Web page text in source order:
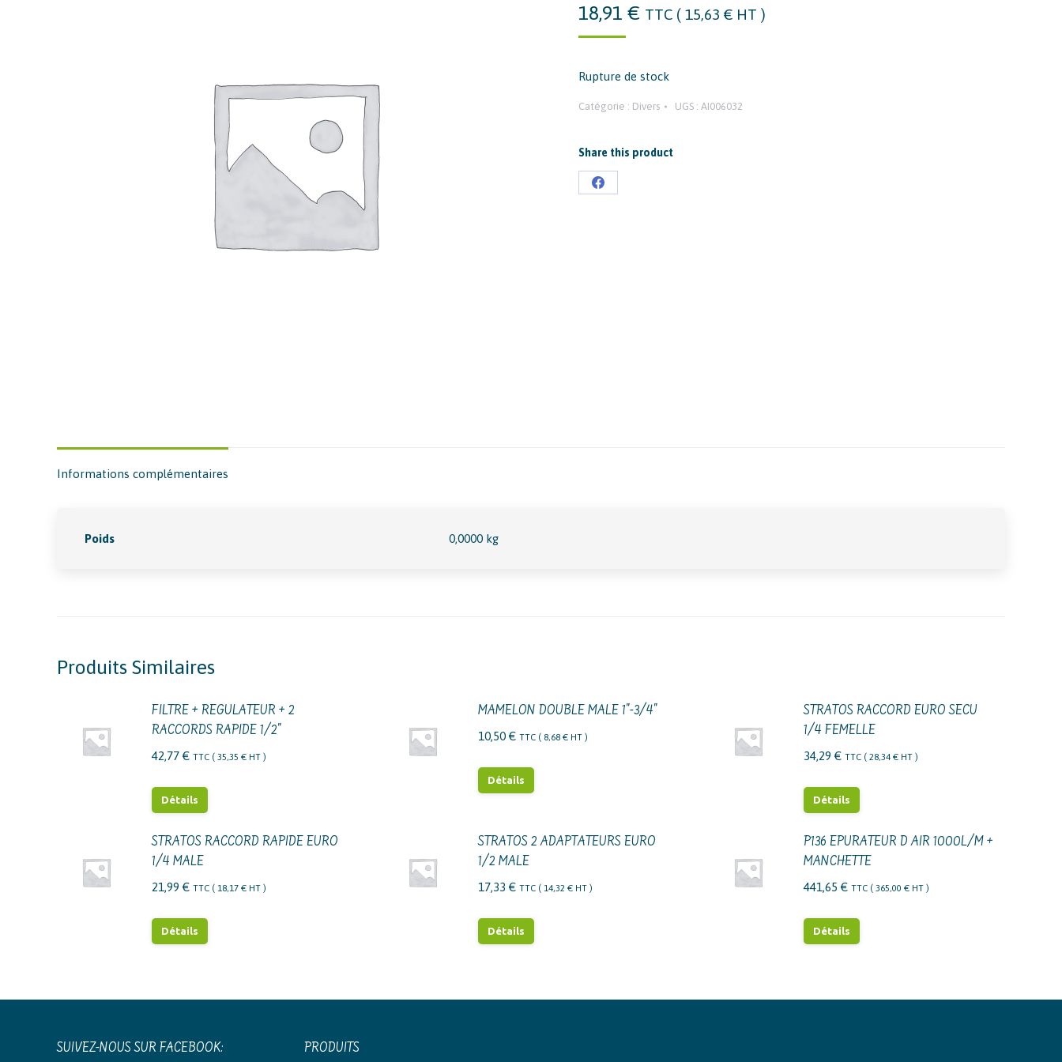
18,91 € TTC ( 15,63 € HT )
Rupture de stock
Catégorie : Divers UGS : AI006032
Share this product
Partager
Informations complémentaires
Poids 0,0000 kg
Produits Similaires
FILTRE + REGULATEUR + 2
RACCORDS RAPIDE 1/2"
42,77 € TTC ( 35,35 € HT )
Détails
MAMELON DOUBLE MALE 1"-3/4"
10,50 € TTC ( 8,68 €HT )
Détails
STRATOS RACCORD EURO SECU
1/4 FEMELLE
34,29 € TTC ( 28,34 € HT )
Détails
STRATOS RACCORD RAPIDE EURO
1/4 MALE
21,99 € TTC ( 18,17 € HT )
Détails
STRATOS 2 ADAPTATEURS EURO
1/2 MALE
17,33 € TTC ( 14,32 €HT )
Détails
P136 EPURATEUR D AIR 1000L/M +
MANCHETTE
441,65 € TTC ( 365,00 € HT )
Détails
SUIVEZ-NOUS SUR FACEBOOK: PRODUITS